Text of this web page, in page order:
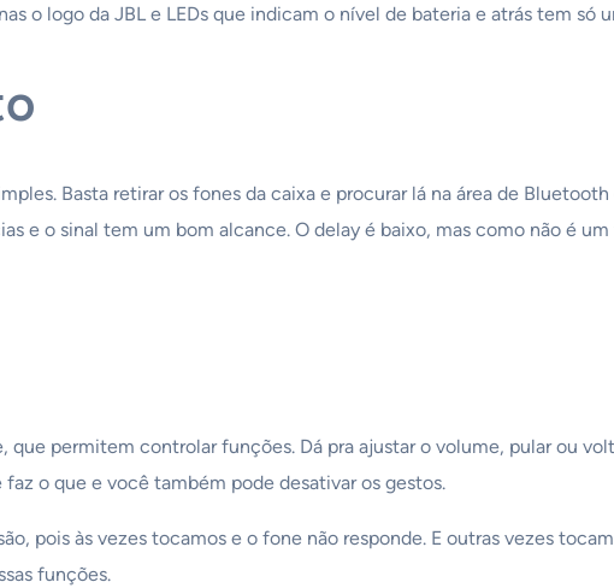
o logo da JBL e LEDs que indicam o nível de bateria e atrás tem só
Basta retirar os fones da caixa e procurar lá na área de
e o sinal tem um bom alcance. O delay é baixo, mas como não é
que permitem controlar funções. Dá pra ajustar o volume, pular ou
o que e você também pode desativar os gestos.
pois às vezes tocamos e o fone não responde. E outras vezes
funções.